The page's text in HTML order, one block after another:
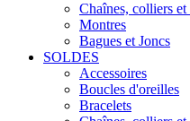
Chaînes, colliers
Montres
Bagues et Joncs
SOLDES
Accessoires
Boucles d'oreilles
Bracelets